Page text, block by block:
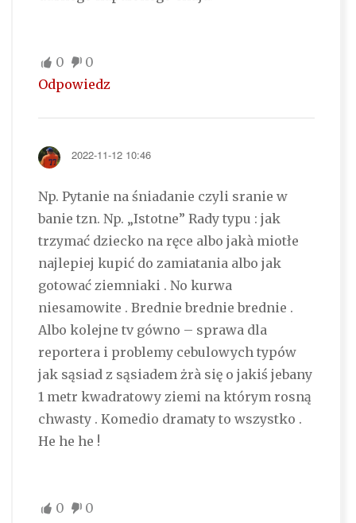
0
0
Odpowiedz
2022-11-12 10:46
Np. Pytanie na śniadanie czyli sranie w
banie tzn. Np. „Istotne” Rady typu : jak
trzymać dziecko na ręce albo jakà miotłe
najlepiej kupić do zamiatania albo jak
gotować ziemniaki . No kurwa
niesamowite . Brednie brednie brednie .
Albo kolejne tv gówno – sprawa dla
reportera i problemy cebulowych typów
jak sąsiad z sąsiadem żrà się o jakiś jebany
1 metr kwadratowy ziemi na którym rosną
chwasty . Komedio dramaty to wszystko .
He he he !
0
0